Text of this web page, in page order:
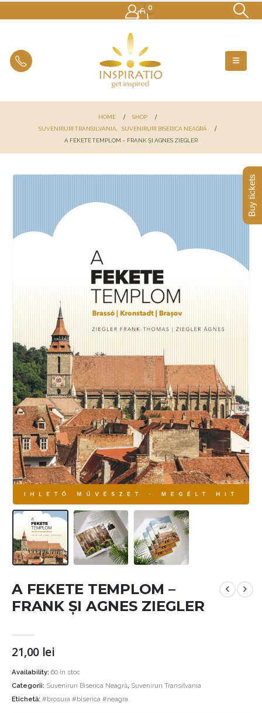
0
HOME
SHOP
SUVENIRURI TRANSILVANIA
SUVENIRURI BISERICA NEAGRĂ
A FEKETE TEMPLOM – FRANK ȘI AGNES ZIEGLER
A FEKETE TEMPLOM –
FRANK ȘI AGNES ZIEGLER
21,00 lei
Availability: 60 în stoc
Categorii: Suveniruri Biserica Neagră, Suveniruri Transilvania
Etichetă: #brosura #biserica #neagra
Buy tickets